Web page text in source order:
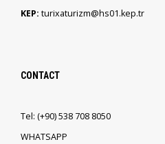
KEP: turixaturizm@hs01.kep.tr
CONTACT
Tel: (+90)538 708 8050
WHATSAPP